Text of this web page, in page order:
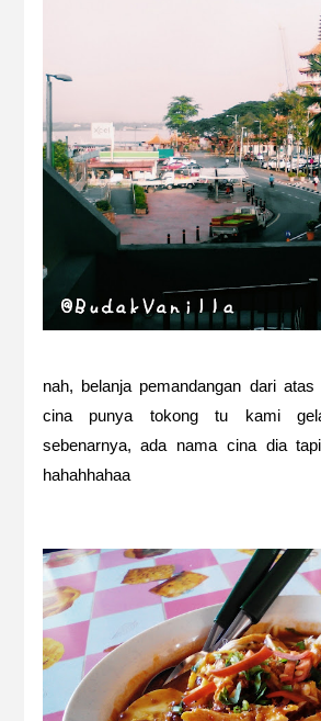
nah, belanja pemandangan dari
cina punya tokong tu kami
sebenarnya, ada nama cina dia
hahahhahaa